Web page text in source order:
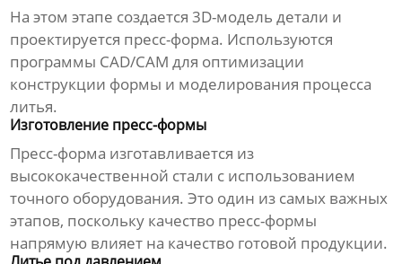
На этом этапе создается 3D-модель детали и
проектируется пресс-форма. Используются
программы CAD/CAM для оптимизации
конструкции формы и моделирования процесса
литья.
Изготовление пресс-формы
Пресс-форма изготавливается из
высококачественной стали с использованием
точного оборудования. Это один из самых важных
этапов, поскольку качество пресс-формы
напрямую влияет на качество готовой продукции.